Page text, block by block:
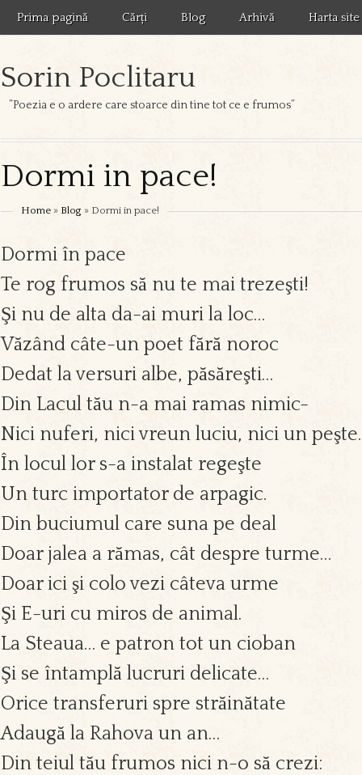
Prima pagină Cărți Blog Arhivă Harta site
Sorin Poclitaru
”Poezia e o ardere care stoarce din tine tot ce e frumos”
Dormi in pace!
Home » Blog » Dormi in pace!
Dormi în pace
Te rog frumos să nu te mai trezeşti!
Şi nu de alta da-ai muri la loc…
Văzând câte-un poet fără noroc
Dedat la versuri albe, păsăreşti…
Din Lacul tău n-a mai ramas nimic-
Nici nuferi, nici vreun luciu, nici un
În locul lor s-a instalat regeşte
Un turc importator de arpagic.
Din buciumul care suna pe deal
Doar jalea a rămas, cât despre turme…
Doar ici şi colo vezi câteva urme
Şi E-uri cu miros de animal.
La Steaua… e patron tot un cioban
Şi se întamplă lucruri delicate…
Orice transferuri spre străinătate
Adaugă la Rahova un an…
Din teiul tău frumos nici n-o să crezi: